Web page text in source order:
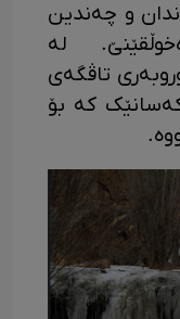
و چەندین
لە
تاڤگەی
کە بۆ